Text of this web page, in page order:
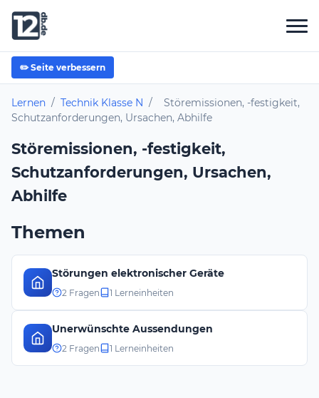
✏️ Seite verbessern
Lernen / Technik Klasse N /
Störemissionen, -festigkeit,
Schutzanforderungen, Ursachen, Abhilfe
Störemissionen, -festigkeit,
Schutzanforderungen, Ursachen,
Abhilfe
Themen
Störungen elektronischer Geräte
2 Fragen 1 Lerneinheiten
Unerwünschte Aussendungen
2 Fragen 1 Lerneinheiten